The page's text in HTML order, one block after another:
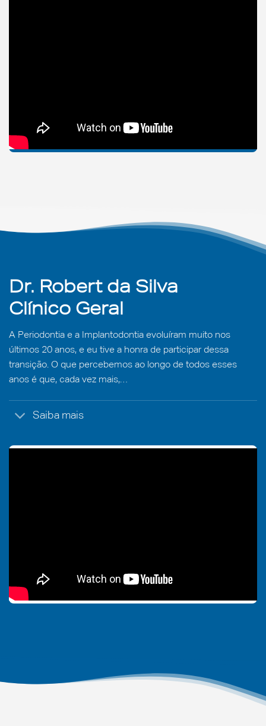
Dr. Robert da Silva
Clínico Geral
A Periodontia e a Implantodontia evoluíram muito nos
últimos 20 anos, e eu tive a honra de participar dessa
transição. O que percebemos ao longo de todos esses
anos é que, cada vez mais,…
Saiba mais